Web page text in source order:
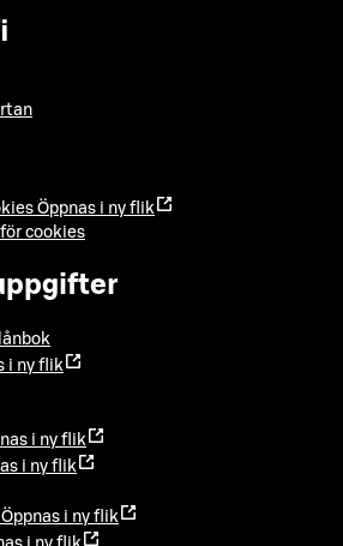
Öppnas i ny flik
cookies
i ny flik
i ny flik
i ny flik
Öppnas i ny flik